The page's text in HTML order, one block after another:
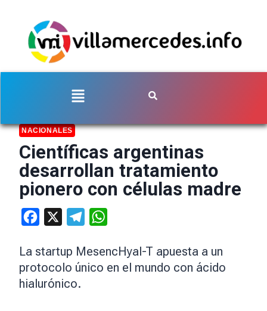
NACIONALES
Científicas argentinas
desarrollan tratamiento
pionero con células madre
Facebook Telegram
La startup MesencHyal-T apuesta a un
protocolo único en el mundo con ácido
hialurónico.